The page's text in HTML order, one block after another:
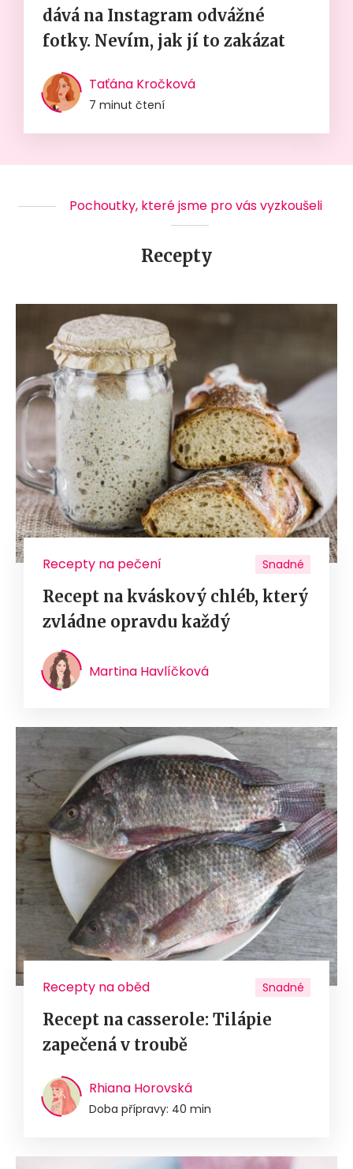
dává na Instagram odvážné
fotky. Nevím, jak jí to zakázat
Taťána Kročková
7 minut čtení
Pochoutky, které jsme pro vás vyzkoušeli
Recepty
Recepty na pečení Snadné
Recept na kváskový chléb, který
zvládne opravdu každý
Martina Havlíčková
Recepty na oběd Snadné
Recept na casserole: Tilápie
zapečená v troubě
Rhiana Horovská
Doba přípravy: 40 min